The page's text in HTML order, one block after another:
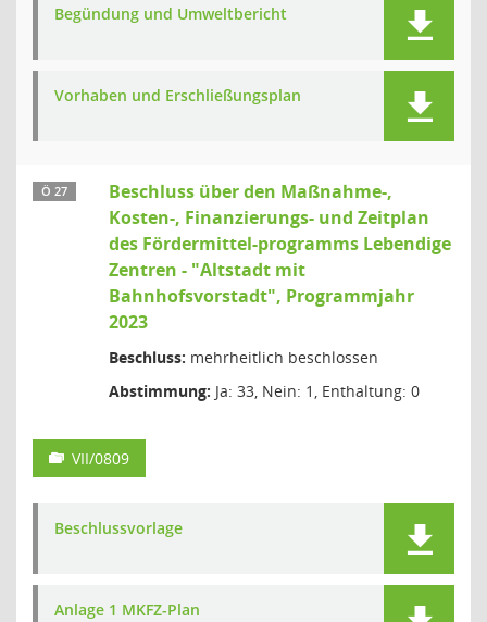
Begündung und Umweltbericht
Vorhaben und Erschließungsplan
Ö 27
Beschluss über den Maßnahme-,
Kosten-, Finanzierungs- und Zeitplan
des Fördermittel-programms Lebendige
Zentren - "Altstadt mit
Bahnhofsvorstadt", Programmjahr
2023
Beschluss: mehrheitlich beschlossen
Abstimmung: Ja: 33, Nein: 1, Enthaltung: 0
VII/0809
Beschlussvorlage
Anlage 1 MKFZ-Plan